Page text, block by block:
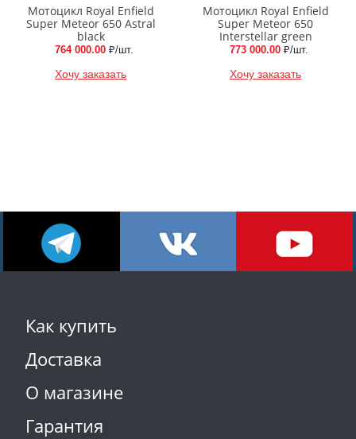
Мотоцикл Royal Enfield
Super Meteor 650 Astral
black
764 000.00 ₽/шт.
Хочу заказать
Мотоцикл Royal Enfield
Super Meteor 650
Interstellar green
773 000.00 ₽/шт.
Хочу заказать
Как купить
Доставка
О магазине
Гарантия